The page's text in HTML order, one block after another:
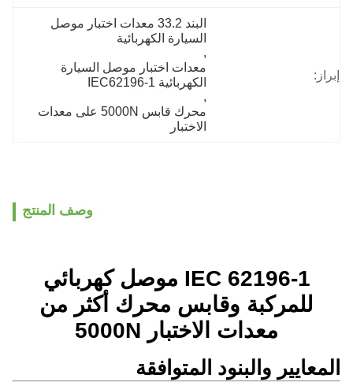
إبراز:
البند 33.2 معدات اختبار موصل
السيارة الكهربائية
,
معدات اختبار موصل السيارة
الكهربائية IEC62196-1
,
محرك قابس 5000N على معدات
الاختبار
وصف المنتج
IEC 62196-1 موصل كهربائي
للمركبة وقابس محرك أكثر من
معدات الاختبار 5000N
المعايير والبنود المتوافقة